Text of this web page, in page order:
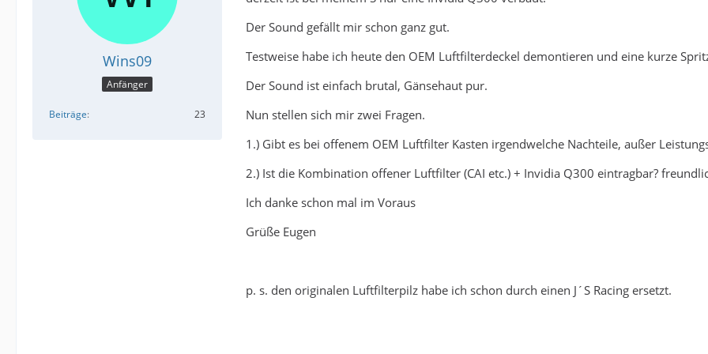
Wins09
Anfänger
Beiträge 23
Der Sound gefällt mir schon ganz gut.
Testweise habe ich heute den OEM Luftfilterdeckel demontieren und eine kurze
Der Sound ist einfach brutal, Gänsehaut pur.
Nun stellen sich mir zwei Fragen.
1.) Gibt es bei offenem OEM Luftfilter Kasten irgendwelche Nachteile, außer
2.) Ist die Kombination offener Luftfilter (CAI etc.) + Invidia Q300 eintragbar?
Ich danke schon mal im Voraus
Grüße Eugen
p. s. den originalen Luftfilterpilz habe ich schon durch einen J´S Racing ersetzt.